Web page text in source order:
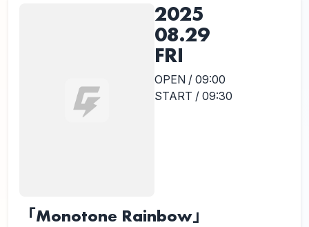
2025
08.29
FRI
OPEN / 09:00
START / 09:30
「Monotone Rainbow」